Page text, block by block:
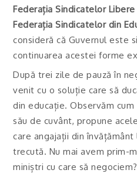
Federația Sindicatelor
Federația Sindicatelor din
consideră că Guvernul este
continuarea acestei forme
După trei zile de pauză în
venit cu o soluție care să
din educație. Observăm
său de cuvânt, propune
care angajații din
trecută. Nu mai avem prim-
miniștri cu care să